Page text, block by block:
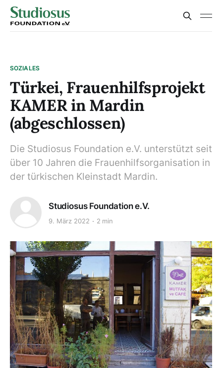
SOZIALES
Türkei, Frauenhilfsprojekt
KAMER in Mardin
(abgeschlossen)
Die Studiosus Foundation e.V. unterstützt seit
über 10 Jahren die Frauenhilfsorganisation in
der türkischen Kleinstadt Mardin.
Studiosus Foundation e.V.
9. März 2022 2 min